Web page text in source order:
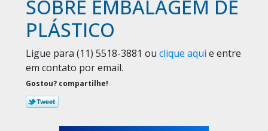
SOBRE EMBALAGEM DE
PLÁSTICO
Ligue para (11) 5518-3881 ou clique aqui e entre
em contato por email.
Gostou? compartilhe!